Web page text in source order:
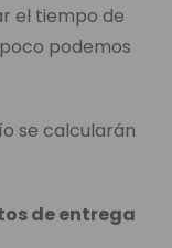
el tiempo de
podemos
se calcularán
de entrega